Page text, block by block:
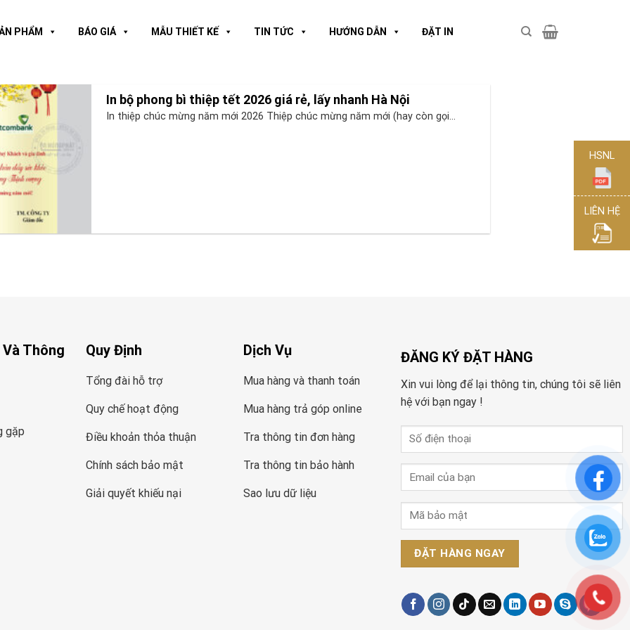
PHẨM BÁO GIÁ MẪU THIẾT KẾ TIN TỨC HƯỚNG DẪN ĐẶT IN
In bộ phong bì thiệp tết 2026 giá rẻ, lấy nhanh Hà Nội
In thiệp chúc mừng năm mới 2026 Thiệp chúc mừng năm mới (hay còn gọi...
Thông
gặp
Quy Định
Tổng đài hỗ trợ
Quy chế hoạt động
Điều khoản thỏa thuận
Chính sách bảo mật
Giải quyết khiếu nại
Dịch Vụ
Mua hàng và thanh toán
Mua hàng trả góp online
Tra thông tin đơn hàng
Tra thông tin bảo hành
Sao lưu dữ liệu
ĐĂNG KÝ ĐẶT HÀNG
Xin vui lòng để lại thông tin, chúng tôi sẽ liên
hệ với bạn ngay !
HSNL
LIÊN HỆ